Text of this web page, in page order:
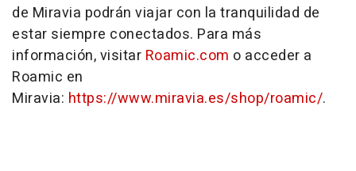
de Miravia podrán viajar con la tranquilidad de
estar siempre conectados. Para más
información, visitar Roamic.com o acceder a
Roamic en
Miravia: https://www.miravia.es/shop/roamic/.